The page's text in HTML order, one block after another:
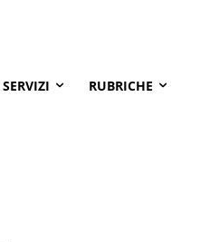
SERVIZI RUBRICHE